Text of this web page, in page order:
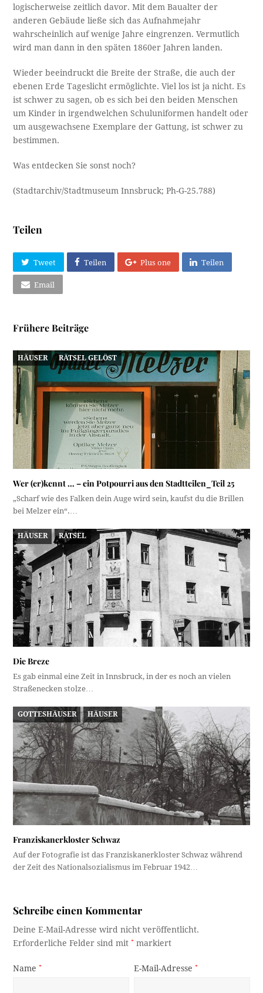
logischerweise zeitlich davor. Mit dem Baualter der
anderen Gebäude ließe sich das Aufnahmejahr
wahrscheinlich auf wenige Jahre eingrenzen. Vermutlich
wird man dann in den späten 1860er Jahren landen.
Wieder beeindruckt die Breite der Straße, die auch der
ebenen Erde Tageslicht ermöglichte. Viel los ist ja nicht. Es
ist schwer zu sagen, ob es sich bei den beiden Menschen
um Kinder in irgendwelchen Schuluniformen handelt oder
um ausgewachsene Exemplare der Gattung, ist schwer zu
bestimmen.
Was entdecken Sie sonst noch?
(Stadtarchiv/Stadtmuseum Innsbruck; Ph-G-25.788)
Teilen
Tweet Teilen Plus one Teilen
Email
Frühere Beiträge
HÄUSER RÄTSEL GELÖST
Wer (er)kennt … – ein Potpourri aus den Stadtteilen_Teil 25
„Scharf wie des Falken dein Auge wird sein, kaufst du die Brillen
bei Melzer ein“.…
HÄUSER RÄTSEL
Die Breze
Es gab einmal eine Zeit in Innsbruck, in der es noch an vielen
Straßenecken stolze…
GOTTESHÄUSER HÄUSER
Franziskanerkloster Schwaz
Auf der Fotografie ist das Franziskanerkloster Schwaz während
der Zeit des Nationalsozialismus im Februar 1942…
Schreibe einen Kommentar
Deine E-Mail-Adresse wird nicht veröffentlicht.
Erforderliche Felder sind mit* markiert
Name* E-Mail-Adresse*